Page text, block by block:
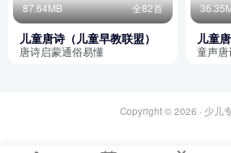
87.64MB 全82首
儿童唐诗（儿童早教联盟）
唐诗启蒙通俗易懂
儿童
童声
Copyright © 2026 · 少儿